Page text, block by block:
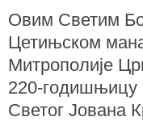
Овим Светим
Цетињском
Митрополије
220-годишњицу
Светог Јована